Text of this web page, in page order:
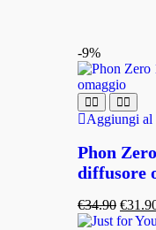
-9%
Aggiungi al
Phon
diffusore
€34.90 €